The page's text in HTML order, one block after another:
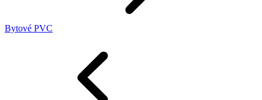
Bytové PVC